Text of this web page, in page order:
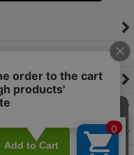
ップ＜
の連絡をお願い致します
ます。